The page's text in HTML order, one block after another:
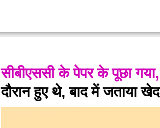
सीबीएससी के पेपर के पूछा गया,
दौरान हुए थे, बाद में जताया खेद